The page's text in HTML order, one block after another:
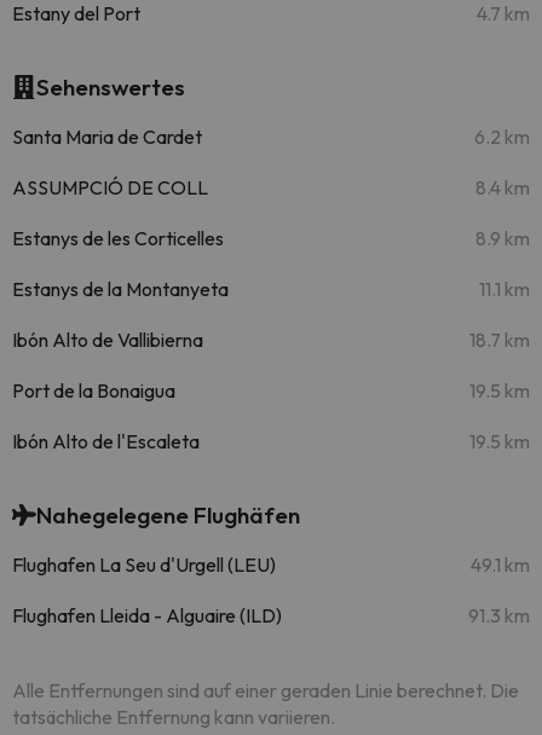
Estany del Port 4.7 km
Sehenswertes
Santa Maria de Cardet 6.2 km
ASSUMPCIÓ DE COLL 8.4 km
Estanys de les Corticelles 8.9 km
Estanys de la Montanyeta 11.1 km
Ibón Alto de Vallibierna 18.7 km
Port de la Bonaigua 19.5 km
Ibón Alto de l'Escaleta 19.5 km
Nahegelegene Flughäfen
Flughafen La Seu d'Urgell (LEU) 49.1 km
Flughafen Lleida - Alguaire (ILD) 91.3 km
Alle Entfernungen sind auf einer geraden Linie berechnet. Die
tatsächliche Entfernung kann variieren.